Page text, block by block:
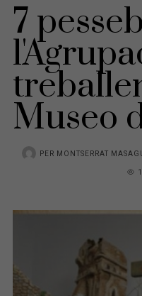
7
Museo
PER MONTSERRAT